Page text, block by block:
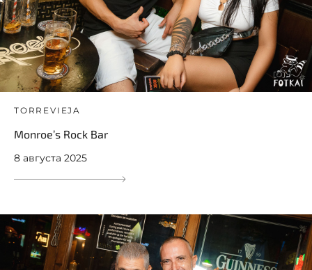
TORREVIEJA
Monroe’s Rock Bar
8 августа 2025